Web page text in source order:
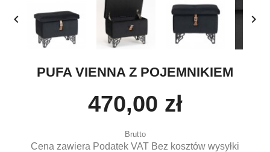
 
PUFA VIENNA Z POJEMNIKIEM
470,00 zł
Brutto
Cena zawiera Podatek VAT Bez kosztów wysyłki